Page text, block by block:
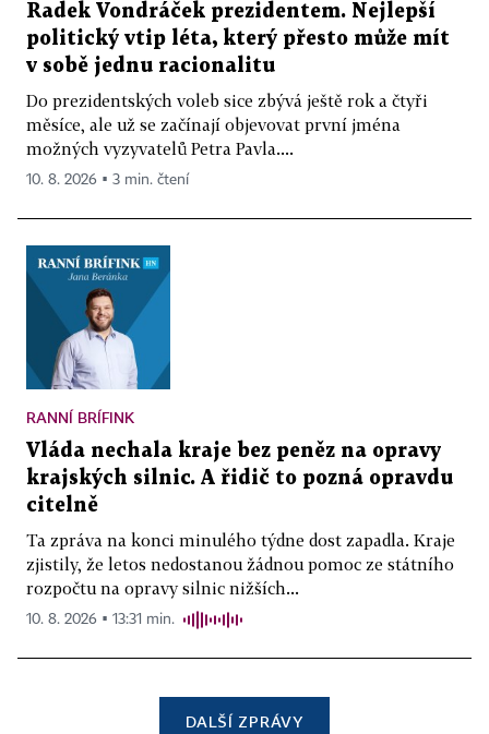
Radek Vondráček prezidentem. Nejlepší
politický vtip léta, který přesto může mít
v sobě jednu racionalitu
Do prezidentských voleb sice zbývá ještě rok a čtyři
měsíce, ale už se začínají objevovat první jména
možných vyzyvatelů Petra Pavla....
10. 8. 2026 ▪ 3 min. čtení
RANNÍ BRÍFINK
Vláda nechala kraje bez peněz na opravy
krajských silnic. A řidič to pozná opravdu
citelně
Ta zpráva na konci minulého týdne dost zapadla. Kraje
zjistily, že letos nedostanou žádnou pomoc ze státního
rozpočtu na opravy silnic nižších...
10. 8. 2026 ▪ 13:31 min.
DALŠÍ ZPRÁVY